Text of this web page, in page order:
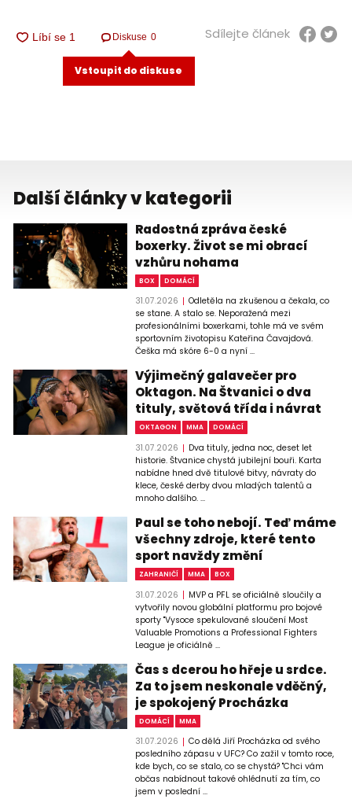
Diskuse 0
Vstoupit do diskuse
Sdílejte článek
Další články v kategorii
Radostná zpráva české
boxerky. Život se mi obrací
vzhůru nohama
BOX DOMÁCÍ
31.07.2026
Odletěla na zkušenou a čekala, co
se stane. A stalo se. Neporažená mezi
profesionálními boxerkami, tohle má ve svém
sportovním životopisu Kateřina Čavajdová.
Češka má skóre 6-0 a nyní ...
Výjimečný galavečer pro
Oktagon. Na Štvanici o dva
tituly, světová třída i návrat
OKTAGON MMA DOMÁCÍ
31.07.2026
Dva tituly, jedna noc, deset let
historie. Štvanice chystá jubilejní bouři. Karta
nabídne hned dvě titulové bitvy, návraty do
klece, české derby dvou mladých talentů a
mnoho dalšího. ...
Paul se toho nebojí. Teď máme
všechny zdroje, které tento
sport navždy změní
ZAHRANIČÍ MMA BOX
31.07.2026
MVP a PFL se oficiálně sloučily a
vytvořily novou globální platformu pro bojové
sporty "Vysoce spekulované sloučení Most
Valuable Promotions a Professional Fighters
League je oficiálně ...
Čas s dcerou ho hřeje u srdce.
Za to jsem neskonale vděčný,
je spokojený Procházka
DOMÁCÍ MMA
31.07.2026
Co dělá Jiří Procházka od svého
posledního zápasu v UFC? Co zažil v tomto roce,
kde bych, co se stalo, co se chystá? "Chci vám
občas nabídnout takové ohlédnutí za tím, co
jsem v poslední ...